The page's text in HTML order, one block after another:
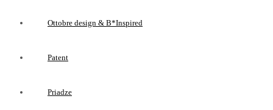
Ottobre design & B*Inspired
Patent
Priadze